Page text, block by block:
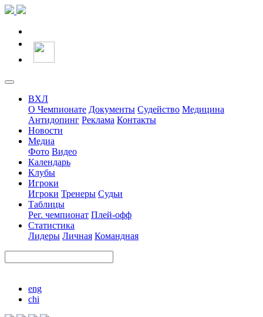
ВХЛ
О Чемпионате Документы Судейство Медицина
Антидопинг Реклама Контакты
Новости
Медиа
Фото Видео
Календарь
Клубы
Игроки
Игроки Тренеры Судьи
Таблицы
Рег. чемпионат Плей-офф
Статистика
Лидеры Личная Командная
eng
chi